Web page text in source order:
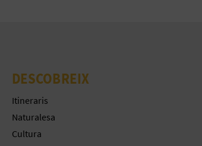
DESCOBREIX
Itineraris
Naturalesa
Cultura